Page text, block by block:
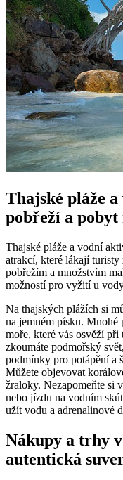
Thajské pláže
pobřeží a pobyt
Thajské pláže a vodní
atrakcí, které lákají turisty
pobřežím a množstvím
možností pro vyžití u
Na thajských plážích si
na jemném písku. Mnohé
moře, které vás osvěží
zkoumáte podmořský
podmínky pro potápění a
Můžete objevovat
žraloky. Nezapomeňte si
nebo jízdu na vodním
užít vodu a adrenalinové
Nákupy a trhy
autentická